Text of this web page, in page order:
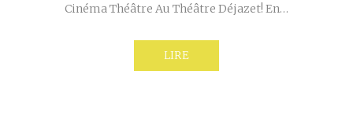
Cinéma Théâtre Au Théâtre Déjazet! En…
LIRE